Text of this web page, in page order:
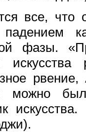
все, что
падением
фазы.
можно